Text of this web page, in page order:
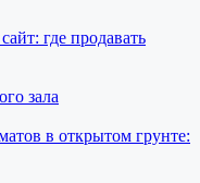
где продавать
зала
в открытом грунте: